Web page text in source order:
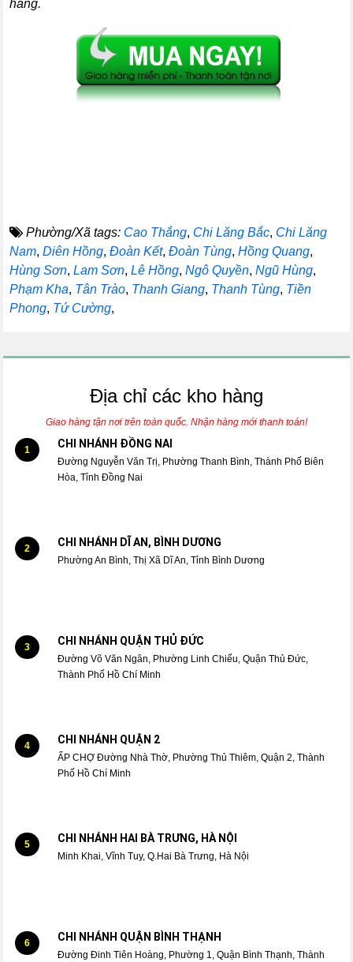
hàng.
Phường/Xã tags: Cao Thắng, Chi Lăng Bắc, Chi Lăng
Nam,Diên Hồng,Đoàn Kết,Đoàn Tùng,Hồng Quang,
Hùng Sơn,Lam Sơn,Lê Hồng,Ngô Quyền,Ngũ Hùng,
Phạm Kha, Tân Trào, Thanh Giang, Thanh Tùng, Tiền
Phong, Tứ Cường,
Địa chỉ các kho hàng
Giao hàng tận nơi trên toàn quốc. Nhận hàng mới thanh toán!
1 CHI NHÁNH ĐỒNG NAI
Đường Nguyễn Văn Trị, Phường Thanh Bình, Thành Phố Biên
Hòa, Tỉnh Đồng Nai
2 CHI NHÁNH DĨ AN, BÌNH DƯƠNG
Phường An Bình, Thị Xã Dĩ An, Tỉnh Bình Dương
3 CHI NHÁNH QUẬN THỦ ĐỨC
Đường Võ Văn Ngân, Phường Linh Chiểu, Quận Thủ Đức,
Thành Phố Hồ Chí Minh
4 CHI NHÁNH QUẬN 2
ẤP CHỢ Đường Nhà Thờ, Phường Thủ Thiêm, Quận 2, Thành
Phố Hồ Chí Minh
5 CHI NHÁNH HAI BÀ TRƯNG, HÀ NỘI
Minh Khai, Vĩnh Tuy, Q.Hai Bà Trưng, Hà Nội
6 CHI NHÁNH QUẬN BÌNH THẠNH
Đường Đinh Tiên Hoàng, Phường 1, Quận Bình Thạnh, Thành